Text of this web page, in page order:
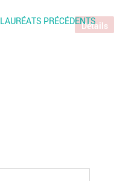
LAURÉATS PRÉCÉDENTSDétails